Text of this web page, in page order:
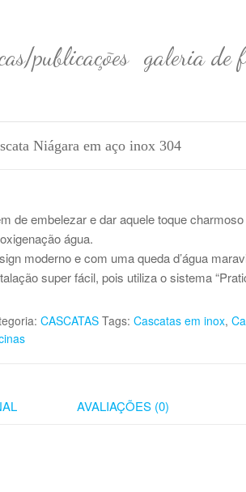
publicações galeria de
Niágara em aço inox 304
de embelezar e dar aquele toque
água.
moderno e com uma queda d’água
super fácil, pois utiliza o sistema
CASCATAS Tags: Cascatas em inox,
AVALIAÇÕES (0)